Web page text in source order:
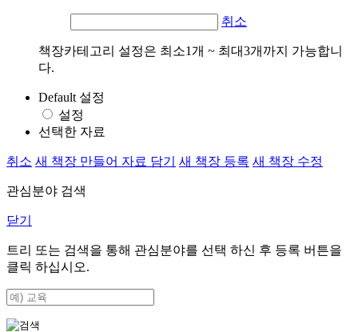
취소
책장카테고리 설정은 최소1개 ~ 최대3개까지 가능합니
다.
Default 설정
설정
선택한 자료
취소 새 책장 만들어 자료 담기 새 책장 등록 새 책장 수정
관심분야 검색
닫기
트리 또는 검색을 통해 관심분야를 선택 하신 후 등록 버튼을
클릭 하십시오.